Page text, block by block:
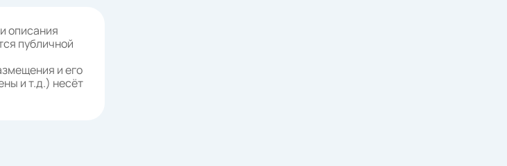
описания
публичной
и его
и т.д.) несёт